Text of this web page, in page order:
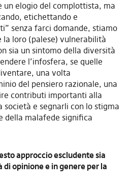
un elogio del complottista, ma
etichettando e
senza farci domande, stiamo
la loro (palese) vulnerabilità
sia un sintomo della diversità
l’infosfera, se quelle
una volta
del pensiero razionale, una
contributi importanti alla
società e segnarli con lo stigma
della malafede significa
approccio escludente sia
opinione e in genere per la